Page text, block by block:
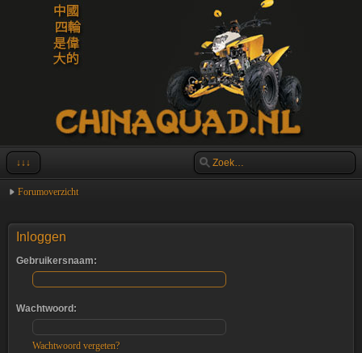
↓↓↓
Forumoverzicht
Inloggen
Gebruikersnaam:
Wachtwoord:
Wachtwoord vergeten?